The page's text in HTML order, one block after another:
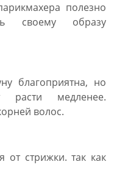
полезно
своему образу
благоприятна, но
медленее.
волос.
от стрижки. так как